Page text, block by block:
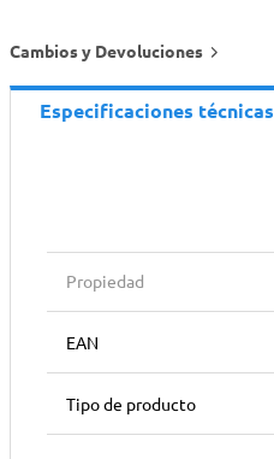
Cambios y Devoluciones
Especificaciones técnicas
Propiedad
EAN
Tipo de producto